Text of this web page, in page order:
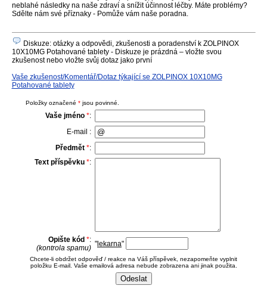
neblahé následky na naše zdraví a snížit účinnost léčby. Máte problémy?
Sdělte nám své příznaky - Pomůže vám naše poradna.
Diskuze: otázky a odpovědi, zkušenosti a poradenství k ZOLPINOX
10X10MG Potahované tablety - Diskuze je prázdná – vložte svou
zkušenost nebo vložte svůj dotaz jako první
Vaše zkušenost/Komentář/Dotaz týkající se ZOLPINOX 10X10MG
Potahované tablety
Položky označené * jsou povinné.
Vaše jméno *:
E-mail :
Předmět *:
Text příspěvku *:
Opište kód *:
(kontrola spamu) " lekarna"
Chcete-li obdržet odpověď / reakce na Váš příspěvek, nezapomeňte vyplnit
položku E-mail. Vaše emailová adresa nebude zobrazena ani jinak použita.